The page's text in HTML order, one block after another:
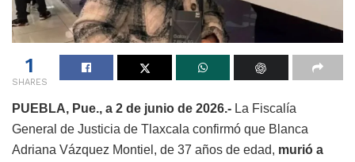
1
SHARES
PUEBLA, Pue., a 2 de junio de 2026.- La Fiscalía
General de Justicia de Tlaxcala confirmó que Blanca
Adriana Vázquez Montiel, de 37 años de edad, murió a